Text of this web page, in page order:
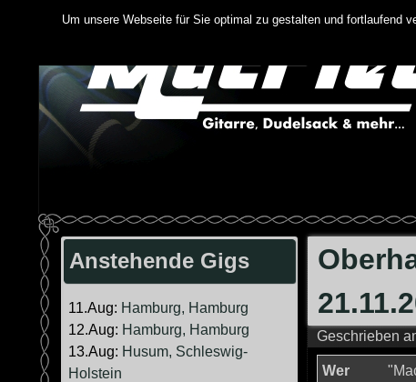
Anstehende Gigs
11.Aug: Hamburg, Hamburg
12.Aug: Hamburg, Hamburg
13.Aug: Husum, Schleswig-
Holstein
Geschrieben
Wer
Um unsere Webseite für Sie optimal zu gestalten und fortlaufend